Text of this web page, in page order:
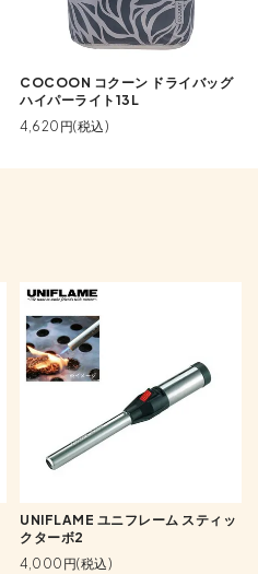
COCOON コクーン ドライバッグ
ハイパーライト13L
4,620円(税込)
UNIFLAME ユニフレーム スティッ
クターボ2
4,000円(税込)